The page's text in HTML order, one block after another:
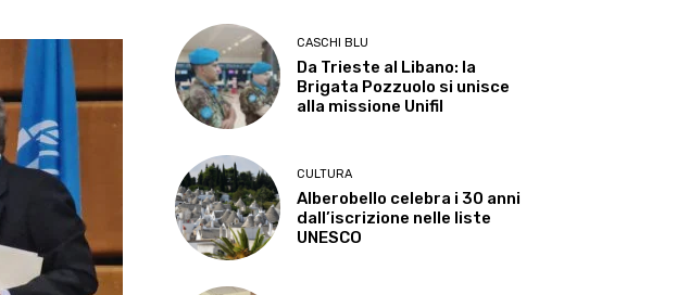
CASCHI BLU
Da Trieste al Libano: la
Brigata Pozzuolo si unisce
alla missione Unifil
CULTURA
Alberobello celebra i 30 anni
dall’iscrizione nelle liste
UNESCO